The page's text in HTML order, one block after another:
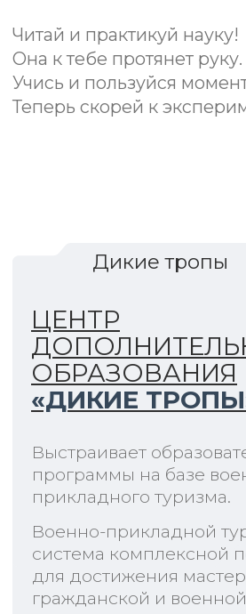
жизнь основные идеи из школьного
курса физики и радиоэлектроники.
1 500₽
ОМА ДЛЯ ДОМА
НАБОР,
Техническая поддержка
WhatsApp
пн. — пт.: с 9:00 до 18:00